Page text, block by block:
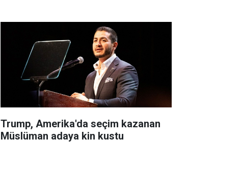
Trump, Amerika'da seçim kazanan
Müslüman adaya kin kustu